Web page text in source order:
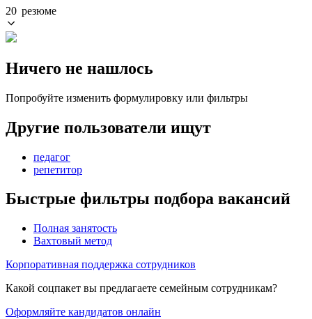
20 резюме
Ничего не нашлось
Попробуйте изменить формулировку или фильтры
Другие пользователи ищут
педагог
репетитор
Быстрые фильтры подбора вакансий
Полная занятость
Вахтовый метод
Корпоративная поддержка сотрудников
Какой соцпакет вы предлагаете семейным сотрудникам?
Оформляйте кандидатов онлайн